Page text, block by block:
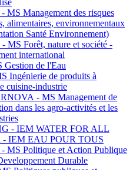
MS Management des risques
alimentaires, environnementaux
Santé Environnement)
MS Forêt, nature et société -
international
Gestion de l'Eau
Ingénierie de produits à
cuisine-industrie
- MS Management de
dans les agro-activités et les
- IEM WATER FOR ALL
- IEM EAU POUR TOUS
MS Politique et Action Publique
Durable